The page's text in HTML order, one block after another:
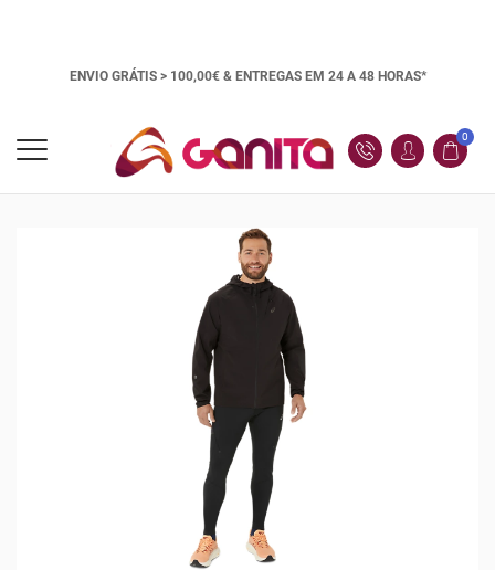
ENVIO GRÁTIS > 100,00€ & ENTREGAS EM 24 A 48 HORAS*
0